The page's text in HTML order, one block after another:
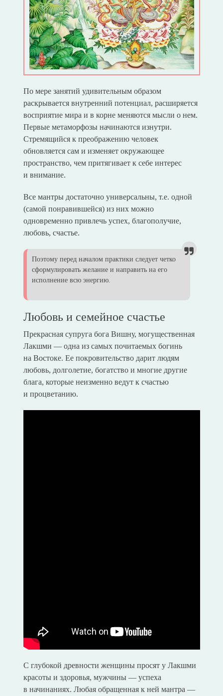
По мере занятий удивительным образом
раскрывается внутренний потенциал, расширяется
восприятие мира и в корне меняются мысли о нем.
Первые метаморфозы начинаются изнутри.
Стремящийся к преображению человек
обновляется сам и изменяет окружающее
пространство, чем притягивает к себе интерес
и внимание.
Все мантры достаточно универсальны, т.е. одной
(самой понравившейся) из них можно
одновременно привлечь успех, благополучие,
любовь, счастье.
Поэтому перед началом практики следует четко
сформулировать желание и направить на его
исполнение всю энергию.
Любовь и семейное счастье
Прекрасная супруга бога Вишну, могущественная
Лакшми — одна из самых почитаемых богинь
на Востоке. Ее покровительство дарит людям
любовь, долголетие, богатство и многие другие
блага, которые неизменно ведут к счастью
и процветанию.
С глубокой древности женщины просят у Лакшми
красоты и здоровья, мужчины — успеха
в начинаниях. Любая обращенная к ней мантра —